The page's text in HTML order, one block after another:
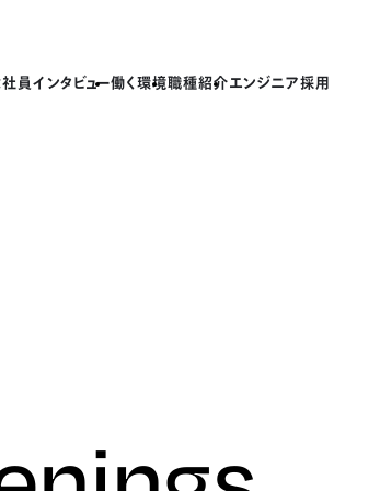
社員インタビュー働く環境職種紹介エンジニア採用